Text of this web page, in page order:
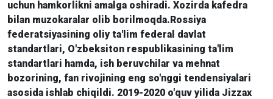
uchun hamkorlikni amalga oshiradi. Xozirda kafedra
bilan muzokaralar olib borilmoqda.Rossiya
federatsiyasining oliy ta'lim federal davlat
standartlari, O'zbeksiton respublikasining ta'lim
standartlari hamda, ish beruvchilar va mehnat
bozorining, fan rivojining eng so'nggi tendensiyalari
asosida ishlab chiqildi. 2019-2020 o'quv yilida Jizzax